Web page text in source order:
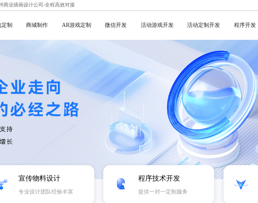
商业插画设计公司-全程高效对接
定制 商城制作 AR游戏定制 微信开发 活动游戏开发 活动定制开发 程序开发
宣传物料设计
专业设计团队经验丰富
程序技术开发
提供一对一定制服务